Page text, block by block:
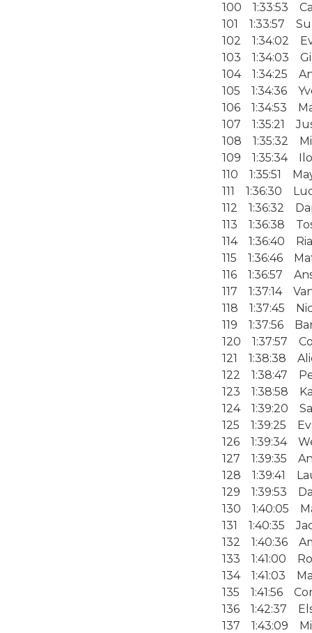
100 1:33:53
101 1:33:57
102 1:34:02
103 1:34:03
104 1:34:25
105 1:34:36
106 1:34:53
107 1:35:21
108 1:35:32
109 1:35:34
110 1:35:51
111 1:36:30
112 1:36:32
113 1:36:38
114 1:36:40
115 1:36:46
116 1:36:57
117 1:37:14
118 1:37:45
119 1:37:56
120 1:37:57
121 1:38:38
122 1:38:47
123 1:38:58
124 1:39:20
125 1:39:25
126 1:39:34
127 1:39:35
128 1:39:41
129 1:39:53
130 1:40:05
131 1:40:35
132 1:40:36
133 1:41:00
134 1:41:03
135 1:41:56
136 1:42:37
137 1:43:09